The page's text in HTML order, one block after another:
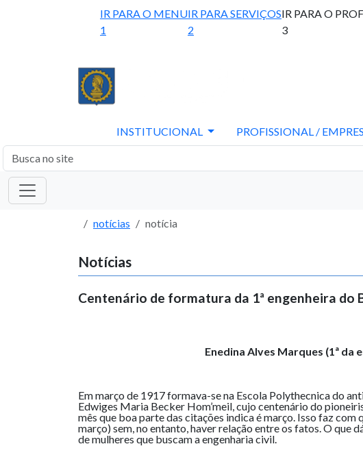
IR PARA O MENU
1
IR PARA SERVIÇOS
2
IR PARA O
3
INSTITUCIONAL PROFISSIONAL /
notícias notícia
Notícias
Centenário de formatura da 1ª engenheira do
Enedina Alves Marques (1ª da
Em março de 1917 formava-se na Escola Polythecnica do
Edwiges Maria Becker Hom’meil, cujo centenário do
mês que boa parte das citações indica é março. Isso faz
março) sem, no entanto, haver relação entre os fatos. O que
de mulheres que buscam a engenharia civil.